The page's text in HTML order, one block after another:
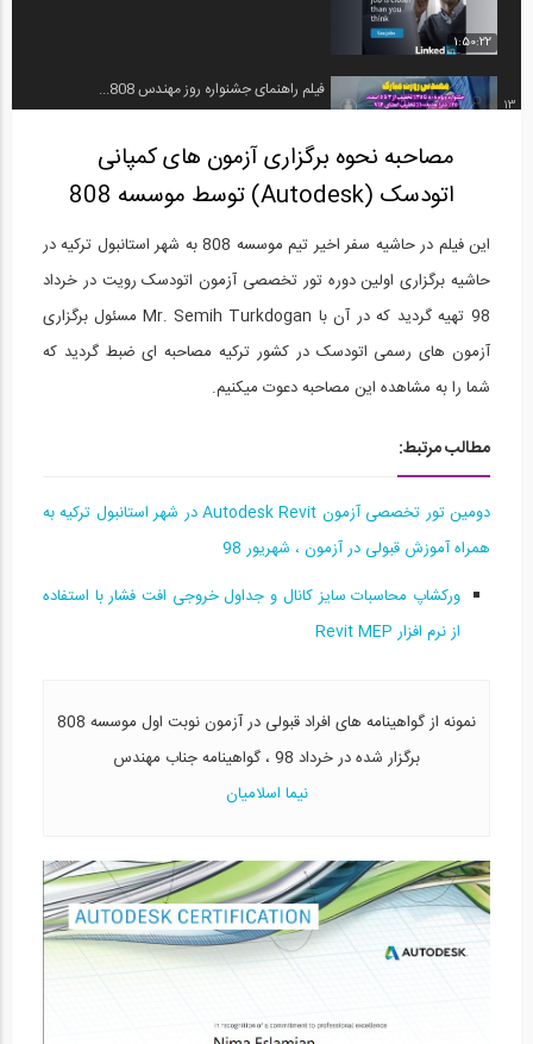
1:50:22
13
فیلم راهنمای جشنواره روز مهندس 808...
25:17
مستند فعالیت های تیم 808
01:00
رونمایی از وبسایت ED808، شبکه اجتماعی...
01:53
معرفی صفحه راهنمای کاریابی و کارآموزی...
03:04
معرفی ابزار «دنبال کردن (follow)» -...
«ایجاد ارتباط» در سایت 808 - چرا و...
تا میتونی کانکت شو! تغییرات بخش پروفایل...
مصاحبه نحوه برگزاری آزمون های کمپانی
اتودسک (Autodesk) توسط موسسه 808
این فیلم در حاشیه سفر اخیر تیم موسسه 808 به شهر استانبول ترکیه در
حاشیه برگزاری اولین دوره تور تخصصی آزمون اتودسک رویت در خرداد
98 تهیه گردید که در آن با Mr. Semih Turkdogan مسئول برگزاری
آزمون های رسمی اتودسک در کشور ترکیه مصاحبه ای ضبط گردید که
شما را به مشاهده این مصاحبه دعوت میکنیم.
مطالب مرتبط:
دومین تور تخصصی آزمون Autodesk Revit در شهر استانبول ترکیه به
همراه آموزش قبولی در آزمون ، شهریور 98
ورکشاپ محاسبات سایز کانال و جداول خروجی افت فشار با استفاده
از نرم افزار Revit MEP
نمونه از گواهینامه های افراد قبولی در آزمون نوبت اول موسسه 808
برگزار شده در خرداد 98 ، گواهینامه جناب مهندس
نیما اسلامیان